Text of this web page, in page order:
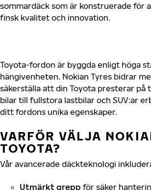
sommardäck som är konstruerade
finsk kvalitet och innovation.
Toyota-fordon är byggda enligt höga
hängivenheten. Nokian Tyres bidrar
säkerställa att din Toyota presterar på
bilar till fullstora lastbilar och SUV:ar
ditt fordons unika egenskaper.
VARFÖR VÄLJA
TOYOTA?
Vår avancerade däckteknologi
Utmärkt grepp för säker